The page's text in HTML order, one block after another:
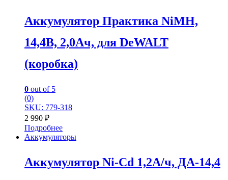
Аккумулятор Практика NiMH,
14,4В, 2,0Ач, для DeWALT
(коробка)
0 out of 5
(0)
SKU: 779-318
2 990 ₽
Подробнее
Аккумуляторы
Аккумулятор Ni-Cd 1,2А/ч, ДА-14,4